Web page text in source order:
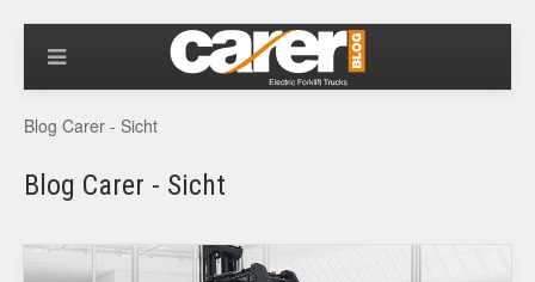
Blog Carer - Sicht
Blog Carer - Sicht